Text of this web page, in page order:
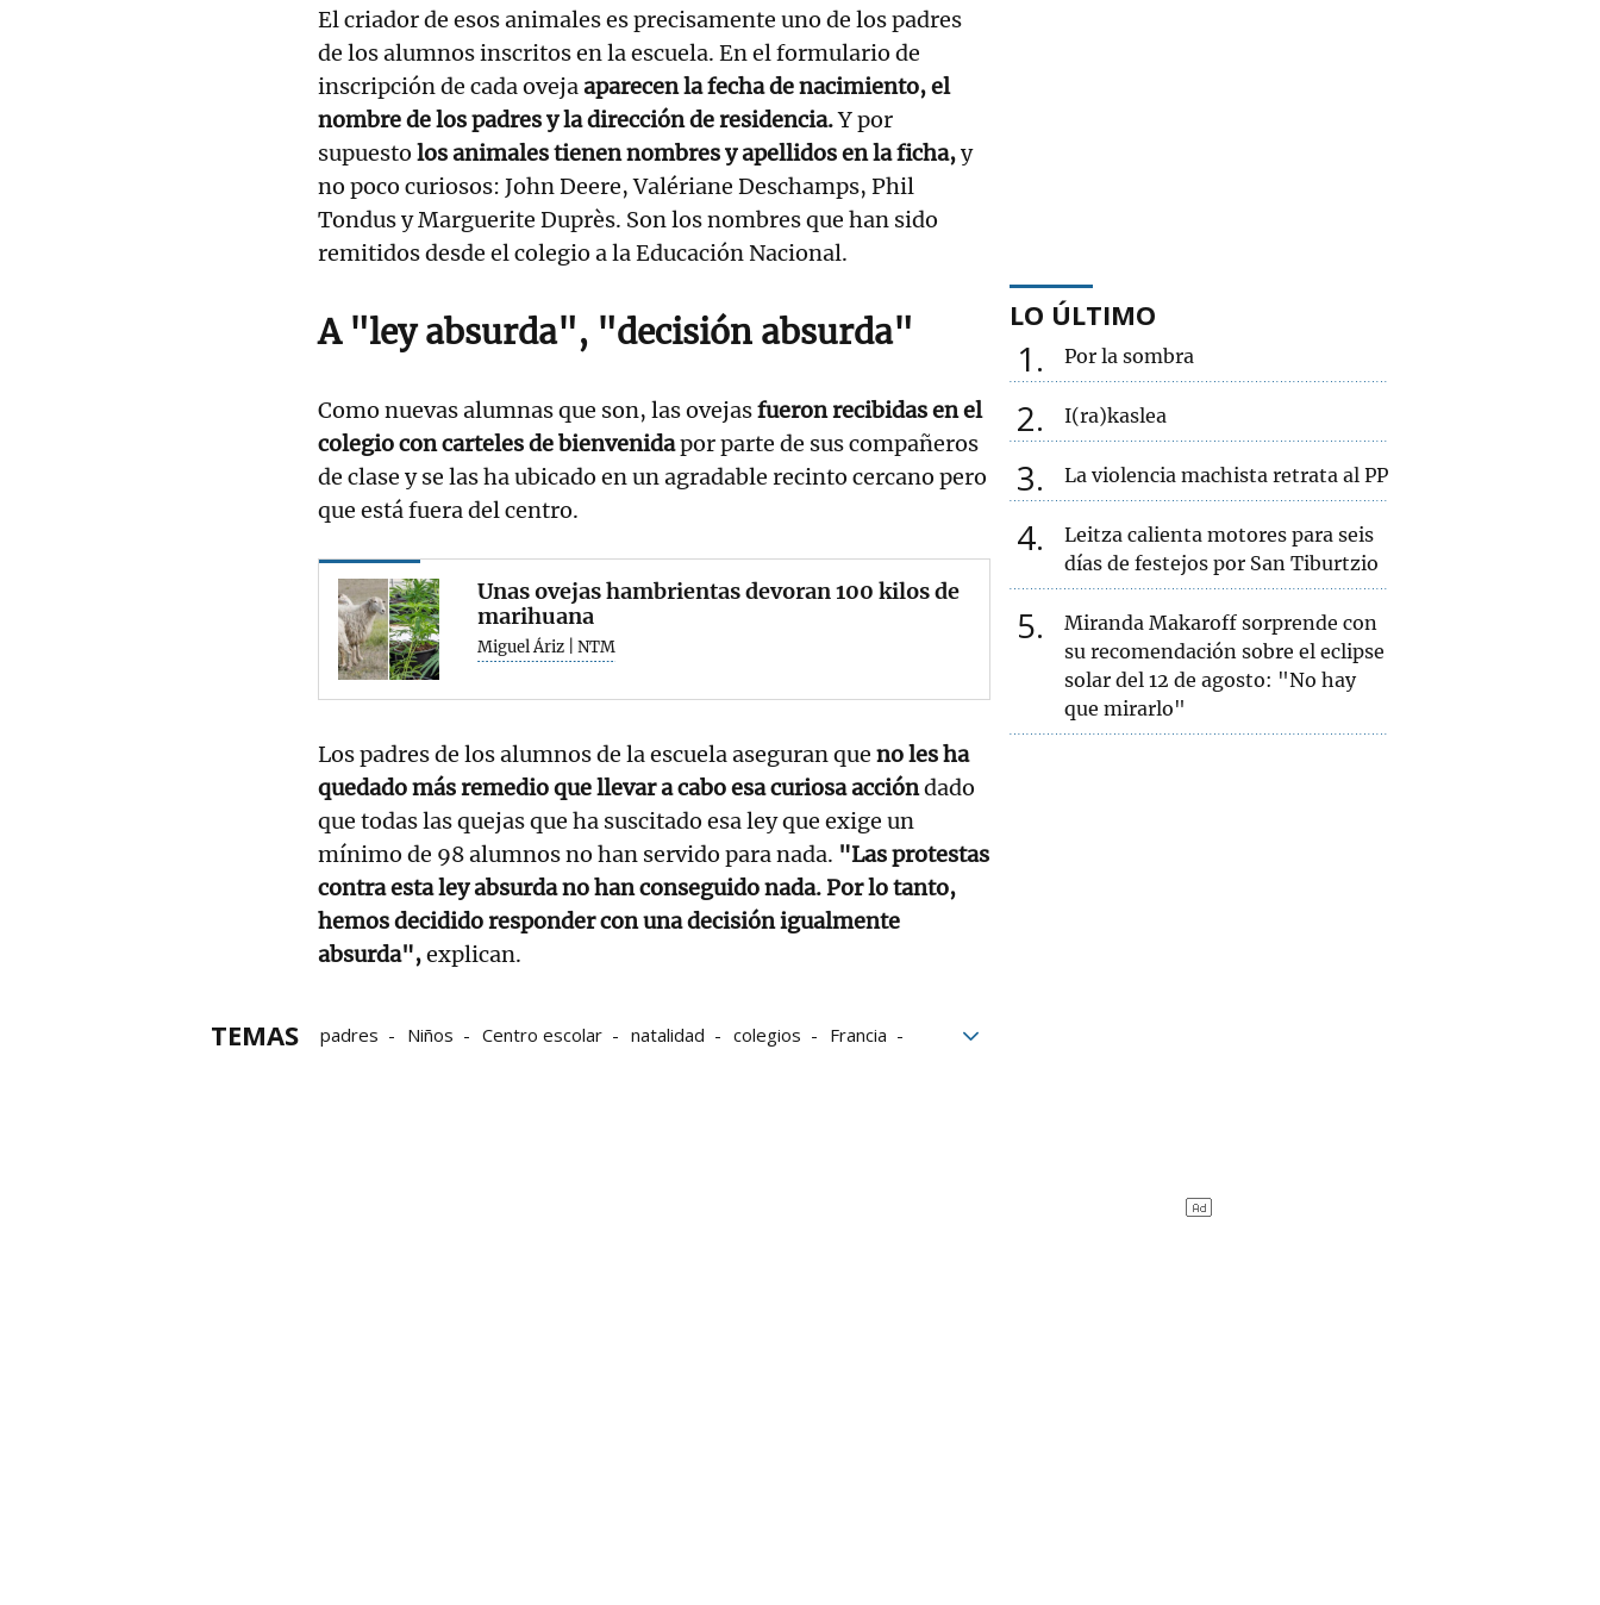
El criador de esos animales es precisamente uno de los padres
de los alumnos inscritos en la escuela. En el formulario de
inscripción de cada ovejaaparecen la fecha de nacimiento, el
nombre de los padres y la dirección de residencia.Y por
supuesto los animales tienen nombres y apellidos en la ficha,y
no poco curiosos: John Deere, Valériane Deschamps, Phil
Tondus y Marguerite Duprès. Son los nombres que han sido
remitidos desde el colegio a la Educación Nacional.
A "ley absurda", "decisión absurda"
Como nuevas alumnas que son, las ovejasfueron recibidas en el
colegio con carteles de bienvenidapor parte de sus compañeros
de clase y se las ha ubicado en un agradable recinto cercano pero
que está fuera del centro.
Unas ovejas hambrientas devoran 100 kilos de
marihuana
Miguel Áriz | NTM
Los padres de los alumnos de la escuela aseguran que no les ha
quedado más remedio que llevar a cabo esa curiosa accióndado
que todas las quejas que ha suscitado esa ley que exige un
mínimo de 98 alumnos no han servido para nada. "Las protestas
contra esta ley absurda no han conseguido nada. Por lo tanto,
hemos decidido responder con una decisión igualmente
absurda",explican.
TEMAS padres Niños Centro escolar natalidad colegios
Francia
LO ÚLTIMO
1 Por la sombra
2 I(ra)kaslea
3 La violencia machista retrata al PP
4
Leitza calienta motores para seis
días de festejos por San Tiburtzio
5
Miranda Makaroff sorprende con
su recomendación sobre el eclipse
solar del 12 de agosto: "No hay
que mirarlo"